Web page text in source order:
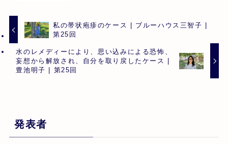
私の帯状疱疹のケース | ブルーハウス三智子 |
第25回
水のレメディーにより、思い込みによる恐怖、
妄想から解放され、自分を取り戻したケース |
豊池明子 | 第25回
発表者